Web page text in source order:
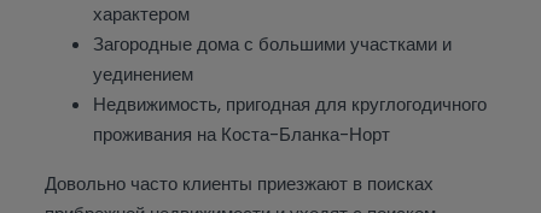
характером
Загородные дома с большими участками и
уединением
Недвижимость, пригодная для круглогодичного
проживания на Коста-Бланка-Норт
Довольно часто клиенты приезжают в поисках